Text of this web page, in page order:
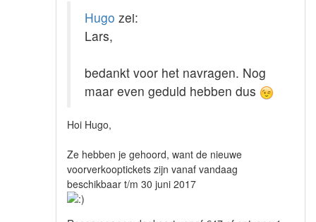
Hugo zei:
Lars,
bedankt voor het navragen. Nog
maar even geduld hebben dus
Hoi Hugo,
Ze hebben je gehoord, want de nieuwe
voorverkooptickets zijn vanaf vandaag
beschikbaar t/m 30 juni 2017